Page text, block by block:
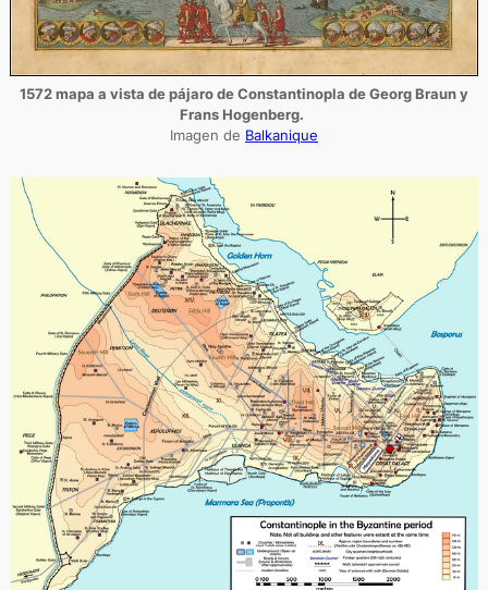
1572 mapa a vista de pájaro de Constantinopla de Georg Braun y
Frans Hogenberg.
Imagen de Balkanique